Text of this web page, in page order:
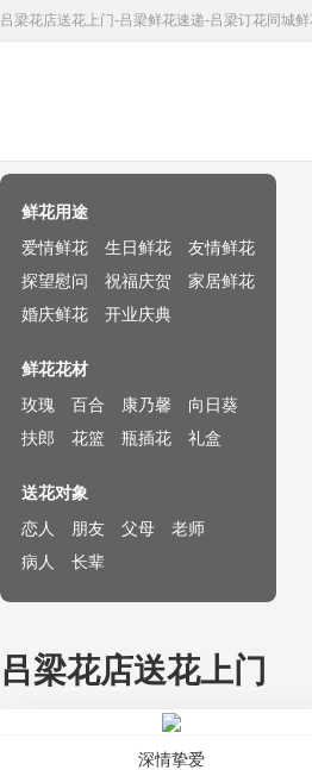
吕梁花店送花上门-吕梁鲜花速递-吕梁订花同城鲜
鲜花用途
爱情鲜花
生日鲜花
友情鲜花
探望慰问
祝福庆贺
家居鲜花
婚庆鲜花
开业庆典
鲜花花材
玫瑰
百合 康乃馨
向日葵
扶郎
花篮 瓶插花 礼盒
送花对象
恋人
朋友 父母
老师
病人
长辈
吕梁花店送花上门
深情挚爱